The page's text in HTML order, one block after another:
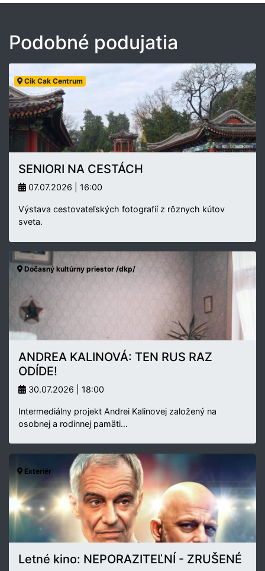
Podobné podujatia
Cik Cak Centrum
SENIORI NA CESTÁCH
07.07.2026 | 16:00
Výstava cestovateľských fotografií z rôznych kútov
sveta.
Dočasný kultúrny priestor /dkp/
ANDREA KALINOVÁ: TEN RUS RAZ
ODÍDE!
30.07.2026 | 18:00
Intermediálny projekt Andrei Kalinovej založený na
osobnej a rodinnej pamäti…
Exteriér
Letné kino: NEPORAZITEĽNÍ - ZRUŠENÉ